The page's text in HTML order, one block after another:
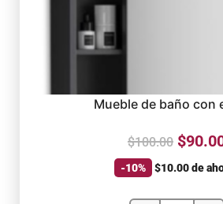
Mueble de baño con
$100.00 $
-10% $10.00de